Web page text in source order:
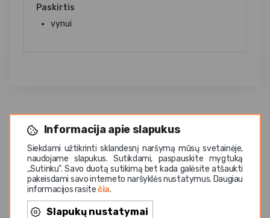
Informacija apie slapukus
Siekdami užtikrinti sklandesnį naršymą mūsų svetainėje,
naudojame slapukus. Sutikdami, paspauskite mygtuką
,,Sutinku". Savo duotą sutikimą bet kada galėsite atšaukti
pakeisdami savo interneto naršyklės nustatymus. Daugiau
informacijos rasitečia.
Slapukų nustatymai
Paskirtis
vynui
Panašios prekės